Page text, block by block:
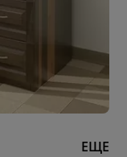
ЕЩЕ